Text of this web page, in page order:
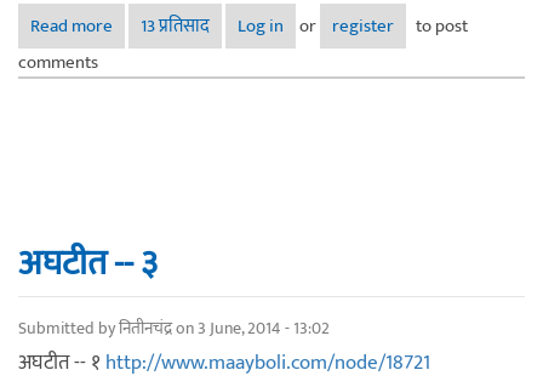
Read more about ऋणानुबंध
13 प्रतिसाद Log in or register
to post
comments
अघटीत -- ३
Submitted byनितीनचंद्रon 3 June, 2014 - 13:02
अघटीत -- १ http://www.maayboli.com/node/18721